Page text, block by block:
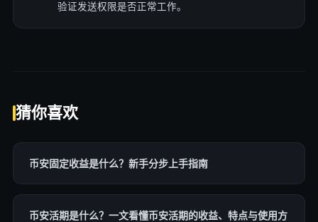
验证发送权限是否正常工作。
猜你喜欢
币安固定收益是什么？新手分步上手指南
币安活期是什么？一文看懂币安活期的收益、特点与使用方